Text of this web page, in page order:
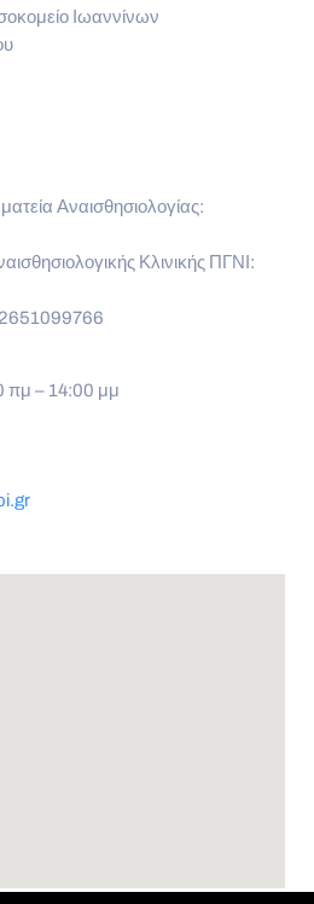
Ιωαννίνων
Αναισθησιολογίας:
Κλινικής ΠΓΝΙ:
πμ – 14:00 μμ